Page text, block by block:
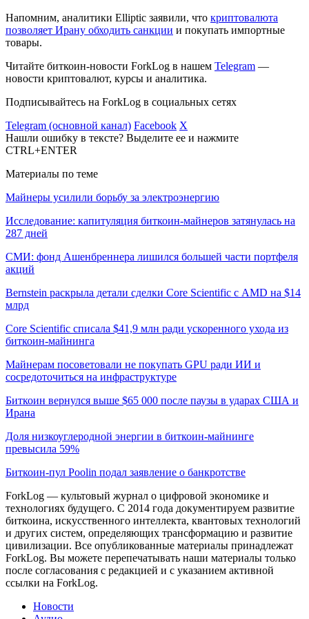
Напомним, аналитики Elliptic заявили, что криптовалюта
позволяет Ирану обходить санкции и покупать импортные
товары.
Читайте биткоин-новости ForkLog в нашем Telegram —
новости криптовалют, курсы и аналитика.
Подписывайтесь на ForkLog в социальных сетях
Telegram (основной канал) Facebook X
Нашли ошибку в тексте? Выделите ее и нажмите
CTRL+ENTER
Материалы по теме
Майнеры усилили борьбу за электроэнергию
Исследование: капитуляция биткоин-майнеров затянулась на
287 дней
СМИ: фонд Ашенбреннера лишился большей части портфеля
акций
Bernstein раскрыла детали сделки Core Scientific с AMD на $14
млрд
Core Scientific списала $41,9 млн ради ускоренного ухода из
биткоин-майнинга
Майнерам посоветовали не покупать GPU ради ИИ и
сосредоточиться на инфраструктуре
Биткоин вернулся выше $65 000 после паузы в ударах США и
Ирана
Доля низкоуглеродной энергии в биткоин-майнинге
превысила 59%
Биткоин-пул Poolin подал заявление о банкротстве
ForkLog — культовый журнал о цифровой экономике и
технологиях будущего. С 2014 года документируем развитие
биткоина, искусственного интеллекта, квантовых технологий
и других систем, определяющих трансформацию и развитие
цивилизации. Все опубликованные материалы принадлежат
ForkLog. Вы можете перепечатывать наши материалы только
после согласования с редакцией и с указанием активной
ссылки на ForkLog.
Новости